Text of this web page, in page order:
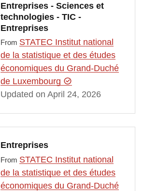
Entreprises - Sciences et
technologies - TIC -
Entreprises
From STATEC Institut national
de la statistique et des études
économiques du Grand-Duché
de Luxembourg
Updated on April 24, 2026
Entreprises
From STATEC Institut national
de la statistique et des études
économiques du Grand-Duché